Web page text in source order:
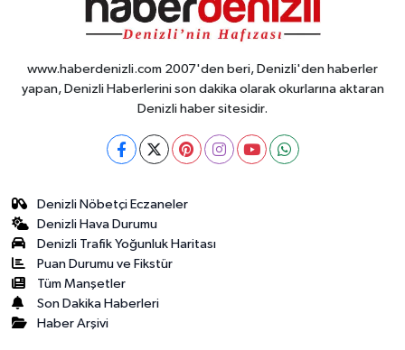
www.haberdenizli.com 2007'den beri, Denizli'den haberler
yapan, Denizli Haberlerini son dakika olarak okurlarına aktaran
Denizli haber sitesidir.
Denizli Nöbetçi Eczaneler
Denizli Hava Durumu
Denizli Trafik Yoğunluk Haritası
Puan Durumu ve Fikstür
Tüm Manşetler
Son Dakika Haberleri
Haber Arşivi